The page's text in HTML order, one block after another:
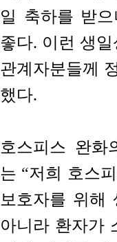
일 축하를 받
좋다. 이런 생
관계자분들께
했다.
호스피스 완화
는 “저희 호스
보호자를 위해
아니라 환자가